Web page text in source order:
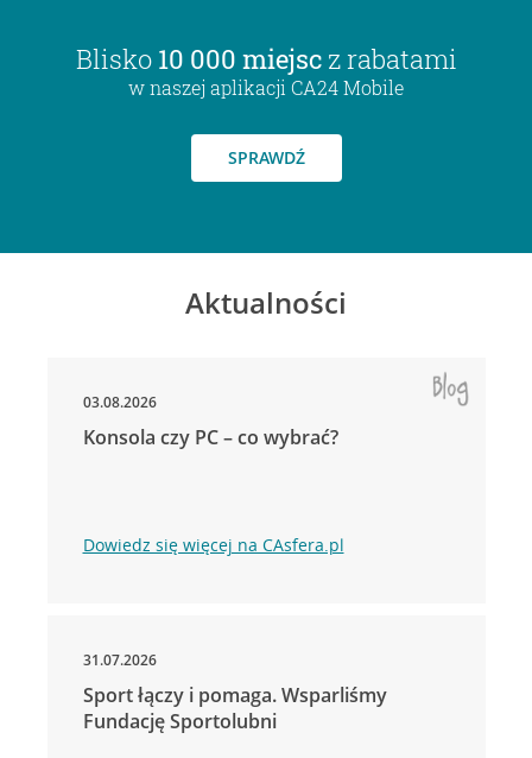
Blisko 10 000 miejsc z rabatami
w naszej aplikacji CA24 Mobile
SPRAWDŹ
Aktualności
03.08.2026
Konsola czy PC – co wybrać?
Dowiedz się więcej na CAsfera.pl
31.07.2026
Sport łączy i pomaga. Wsparliśmy
Fundację Sportolubni